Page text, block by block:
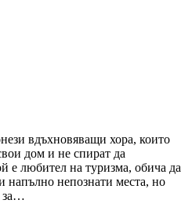
вдъхновяващи хора, които
дом и не спират да
е любител на туризма, обича да
напълно непознати места, но
за…